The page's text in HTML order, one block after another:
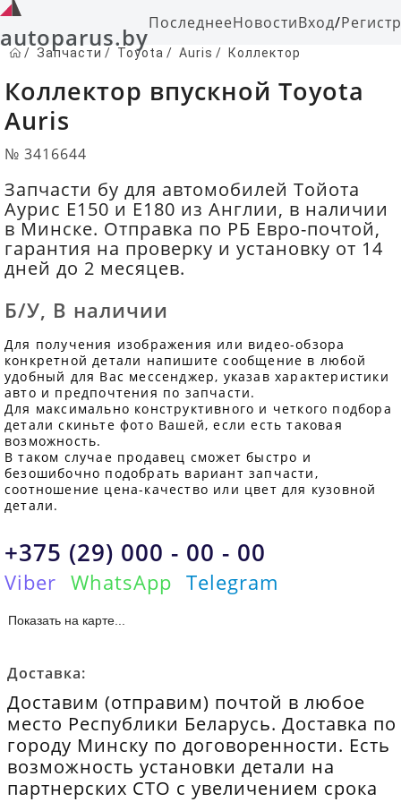
autoparus.byПоследнееНовостиВход/
/ Запчасти / Toyota / Auris / Коллектор
Коллектор впускной Toyota
Auris
№ 3416644
Запчасти бу для автомобилей Тойота
Аурис Е150 и Е180 из Англии, в наличии
в Минске. Отправка по РБ Евро-почтой,
гарантия на проверку и установку от 14
дней до 2 месяцев.
Б/У, В наличии
Для получения изображения или видео-обзора
конкретной детали напишите сообщение в любой
удобный для Вас мессенджер, указав характеристики
авто и предпочтения по запчасти.
Для максимально конструктивного и четкого подбора
детали скиньте фото Вашей, если есть таковая
возможность.
В таком случае продавец сможет быстро и
безошибочно подобрать вариант запчасти,
соотношение цена-качество или цвет для кузовной
детали.
+375 (29) 000 - 00 - 00
Viber WhatsApp Telegram
Показать на карте...
Доставка:
Доставим (отправим) почтой в любое
место Республики Беларусь. Доставка по
городу Минску по договоренности. Есть
возможность установки детали на
партнерских СТО с увеличением срока